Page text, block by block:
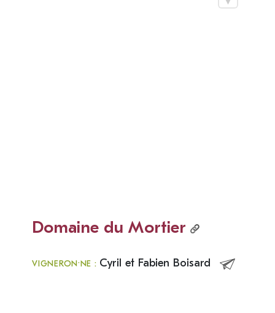
Domaine du Mortier
VIGNERON·NE : Cyril et Fabien Boisard